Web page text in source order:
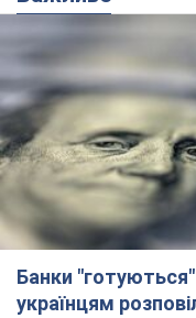
Банки
українцям